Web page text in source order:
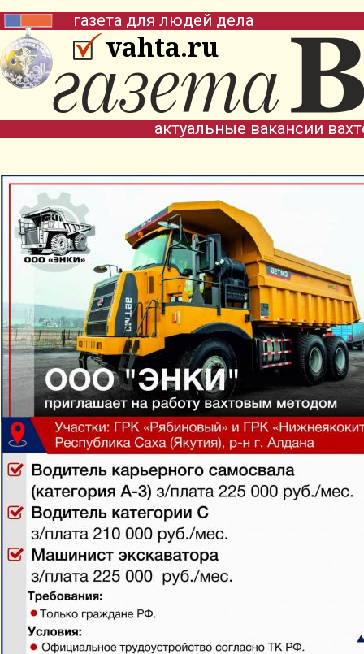
vahta.ru
газета для людей дела
актуальные вакансии